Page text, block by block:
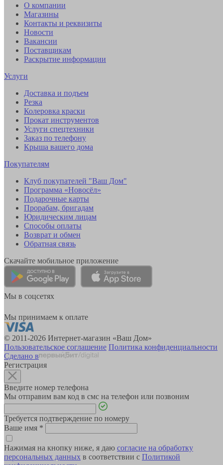
О компании
Магазины
Контакты и реквизиты
Новости
Вакансии
Поставщикам
Раскрытие информации
Услуги
Доставка и подъем
Резка
Колеровка краски
Прокат инструментов
Услуги спецтехники
Заказ по телефону
Крыша вашего дома
Покупателям
Клуб покупателей "Ваш Дом"
Программа «Новосёл»
Подарочные карты
Прорабам, бригадам
Юридическим лицам
Способы оплаты
Возврат и обмен
Обратная связь
Скачайте мобильное приложение
Мы в соцсетях
Мы принимаем к оплате
© 2011-2026 Интернет-магазин «Ваш Дом»
Пользовательское соглашение Политика конфиденциальности
Сделано в
Регистрация
Введите номер телефона
Мы отправим вам код в смс на телефон или позвоним
Требуется подтверждение по номеру
Ваше имя *
Нажимая на кнопку ниже, я даю согласие на обработку
персональных данных в соответствии с Политикой